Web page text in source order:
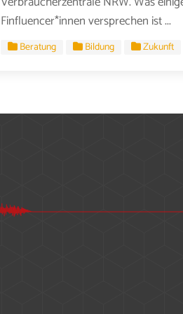
Finfluencer*innen versprechen ist ...
Beratung Bildung Zukunft